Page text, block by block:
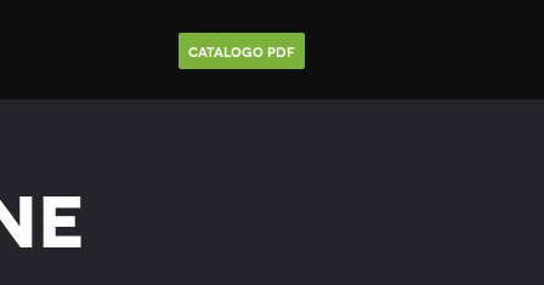
Catalogo Pdf